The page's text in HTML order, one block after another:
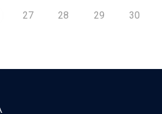
27 28 29 30